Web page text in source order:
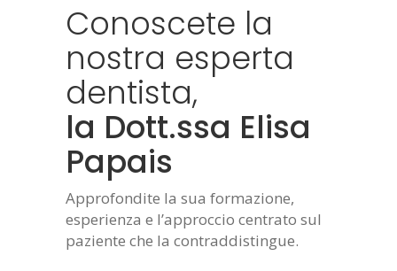
Conoscete la
nostra esperta
dentista,
la Dott.ssa Elisa
Papais
Approfondite la sua formazione,
esperienza e l’approccio centrato sul
paziente che la contraddistingue.